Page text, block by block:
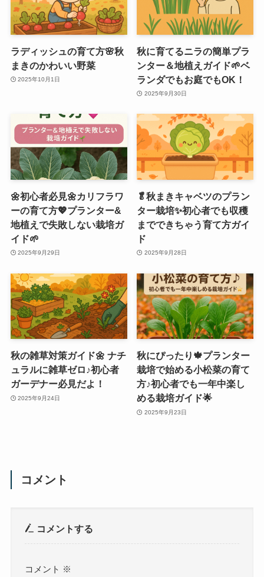
ラディッシュの育て方🌸秋
まきのかわいい野菜
2025年10月1日
秋に育てるニラの簡単プラ
ンター＆地植えガイド🌱ベ
ランダでもお庭でもOK！
2025年9月30日
🌼初心者必見🌼カリフラワ
ーの育て方💖プランター&
地植えで失敗しない栽培ガ
イド🌱
2025年9月29日
🥬秋まきキャベツのプラン
ター栽培✨初心者でも収穫
までできちゃう育て方ガイ
ド
2025年9月28日
秋の雑草対策ガイド🌼 ナチ
ュラルに雑草ゼロ♪初心者
ガーデナー必見だよ！
2025年9月24日
秋にぴったり🍁プランター
栽培で始める小松菜の育て
方♪初心者でも一年中楽し
める栽培ガイド🌟
2025年9月23日
コメント
コメントする
コメント ※